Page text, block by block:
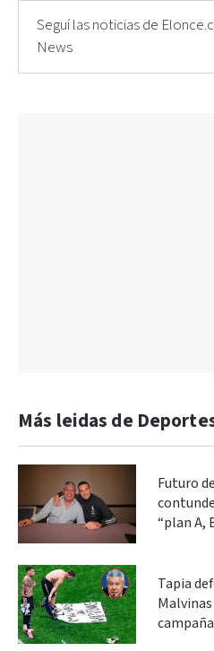
Seguí las noticias de
News
Más leidas de
Futuro
“plan A,
Tapia